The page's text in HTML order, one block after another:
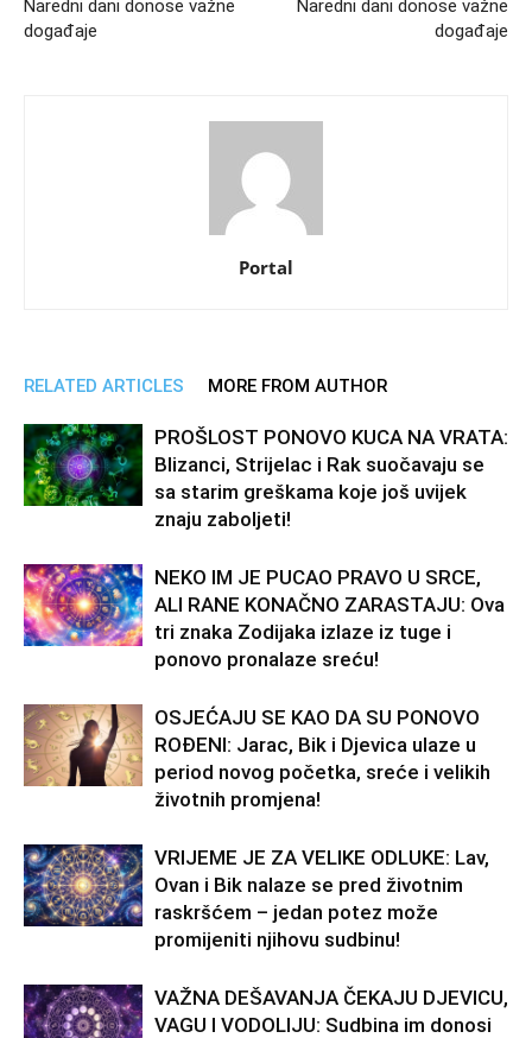
Naredni dani donose važne
događaje
Naredni dani donose važne
događaje
Portal
RELATED ARTICLES MORE FROM AUTHOR
PROŠLOST PONOVO KUCA NA VRATA:
Blizanci, Strijelac i Rak suočavaju se
sa starim greškama koje još uvijek
znaju zaboljeti!
NEKO IM JE PUCAO PRAVO U SRCE,
ALI RANE KONAČNO ZARASTAJU: Ova
tri znaka Zodijaka izlaze iz tuge i
ponovo pronalaze sreću!
OSJEĆAJU SE KAO DA SU PONOVO
ROĐENI: Jarac, Bik i Djevica ulaze u
period novog početka, sreće i velikih
životnih promjena!
VRIJEME JE ZA VELIKE ODLUKE: Lav,
Ovan i Bik nalaze se pred životnim
raskršćem – jedan potez može
promijeniti njihovu sudbinu!
VAŽNA DEŠAVANJA ČEKAJU DJEVICU,
VAGU I VODOLIJU: Sudbina im donosi